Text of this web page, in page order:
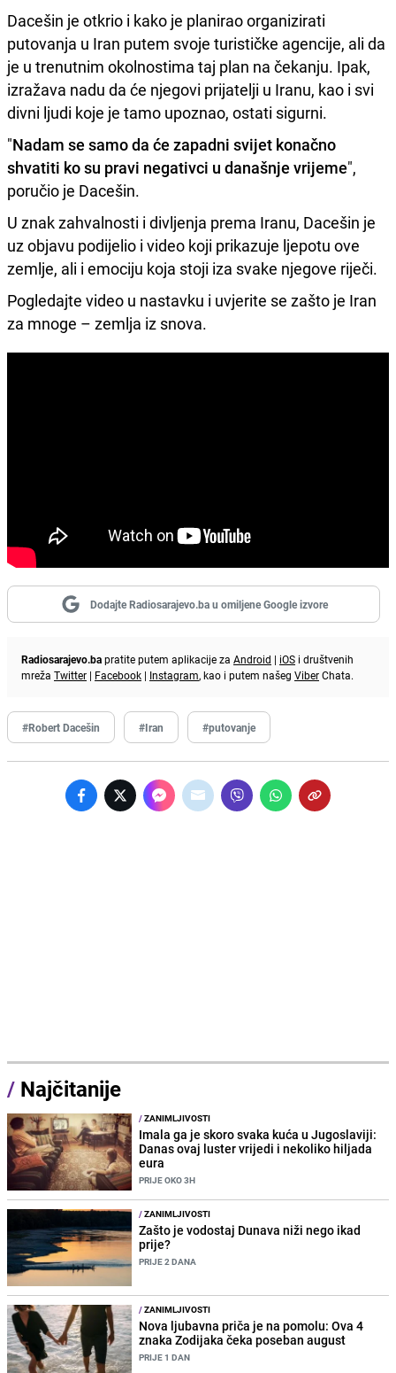
Dacešin je otkrio i kako je planirao organizirati
putovanja u Iran putem svoje turističke agencije, ali da
je u trenutnim okolnostima taj plan na čekanju. Ipak,
izražava nadu da će njegovi prijatelji u Iranu, kao i svi
divni ljudi koje je tamo upoznao, ostati sigurni.
"Nadam se samo da će zapadni svijet konačno
shvatiti ko su pravi negativci u današnje vrijeme",
poručio je Dacešin.
U znak zahvalnosti i divljenja prema Iranu, Dacešin je
uz objavu podijelio i video koji prikazuje ljepotu ove
zemlje, ali i emociju koja stoji iza svake njegove riječi.
Pogledajte video u nastavku i uvjerite se zašto je Iran
za mnoge – zemlja iz snova.
Dodajte Radiosarajevo.ba u omiljene Google izvore
Radiosarajevo.bapratite putem aplikacije za Android | iOS i društvenih
mreža Twitter | Facebook | Instagram, kao i putem našeg ViberChata.
#Robert Dacešin #Iran #putovanje
/ Najčitanije
/ZANIMLJIVOSTI
Imala ga je skoro svaka kuća u Jugoslaviji:
Danas ovaj luster vrijedi i nekoliko hiljada
eura
PRIJE OKO 3H
/ZANIMLJIVOSTI
Zašto je vodostaj Dunava niži nego ikad
prije?
PRIJE 2 DANA
/ZANIMLJIVOSTI
Nova ljubavna priča je na pomolu: Ova 4
znaka Zodijaka čeka poseban august
PRIJE 1 DAN